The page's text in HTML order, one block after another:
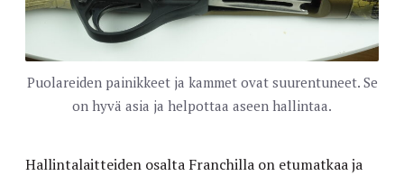
Puolareiden painikkeet ja kammet ovat suurentuneet. Se
on hyvä asia ja helpottaa aseen hallintaa.
Hallintalaitteiden osalta Franchilla on etumatkaa ja